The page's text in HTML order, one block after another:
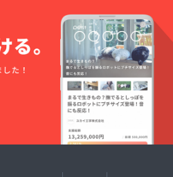
レル
ギー表
示：
牛、
豚、鶏
・賞味/
消費期
限：製
造日よ
・主原
料の原
産地：